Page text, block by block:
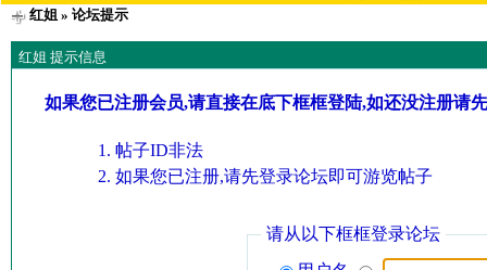
红姐» 论坛提示
红姐 提示信息
如果您已注册会员,请直接在底下框框登陆,如还没注册请
帖子ID非法
如果您已注册,请先登录论坛即可游览帖子
请从以下框框登录论坛